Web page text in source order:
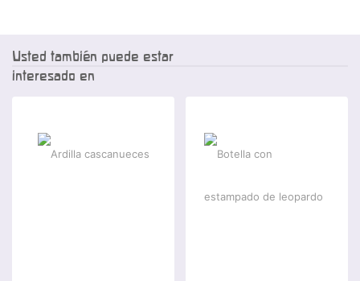
Usted también puede estar
interesado en